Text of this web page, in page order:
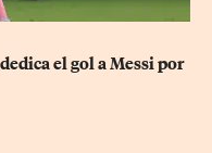
el gol a Messi por